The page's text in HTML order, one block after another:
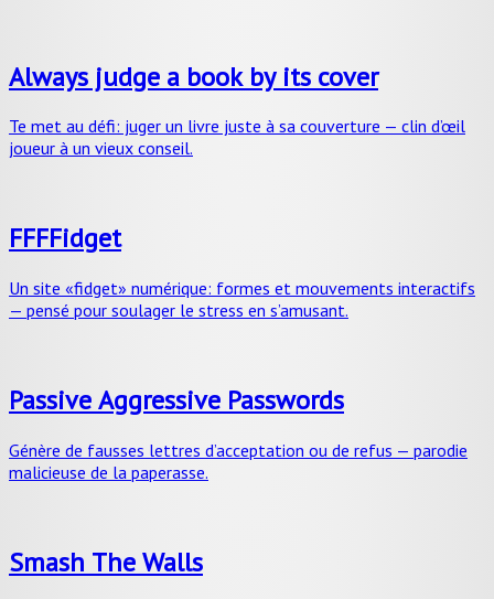
Always judge a book by its cover
Te met au défi: juger un livre juste à sa couverture — clin d’œil
joueur à un vieux conseil.
FFFFidget
Un site «fidget» numérique: formes et mouvements interactifs
— pensé pour soulager le stress en s’amusant.
Passive Aggressive Passwords
Génère de fausses lettres d’acceptation ou de refus — parodie
malicieuse de la paperasse.
Smash The Walls